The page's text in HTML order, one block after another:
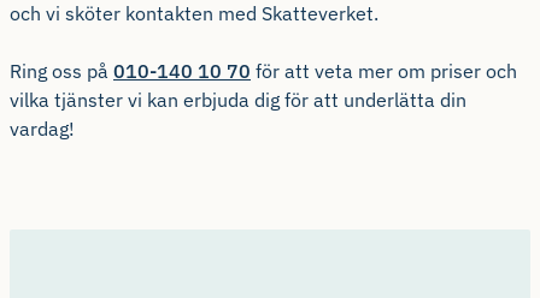
och vi sköter kontakten med Skatteverket.
Ring oss på 010-140 10 70 för att veta mer om priser och
vilka tjänster vi kan erbjuda dig för att underlätta din
vardag!